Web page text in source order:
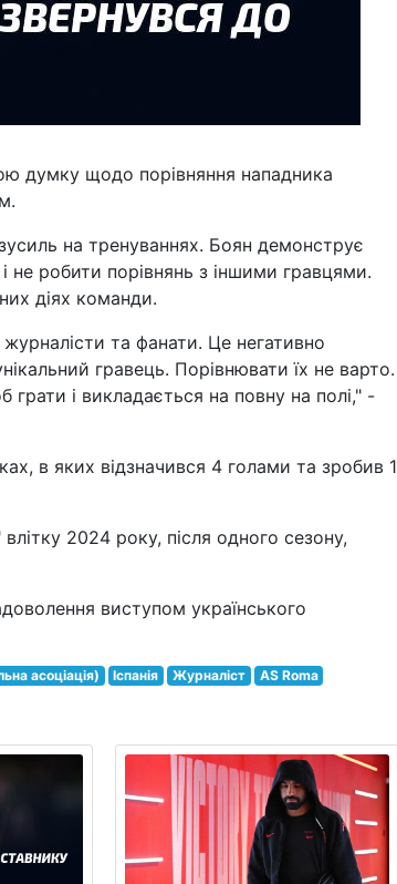
думку щодо порівняння нападника
на тренуваннях. Боян демонструє
не робити порівнянь з іншими гравцями.
діях команди.
та фанати. Це негативно
гравець. Порівнювати їх не варто.
і викладається на повну на полі," -
в яких відзначився 4 голами та зробив 1
2024 року, після одного сезону,
виступом українського
асоціація) Іспанія Журналіст AS Roma